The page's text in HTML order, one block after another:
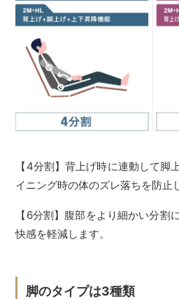
【4分割】背上げ時に連動して脚
イニング時の体のズレ落ちを防止
【6分割】腹部をより細かい分割
快感を軽減します。
脚のタイプは3種類